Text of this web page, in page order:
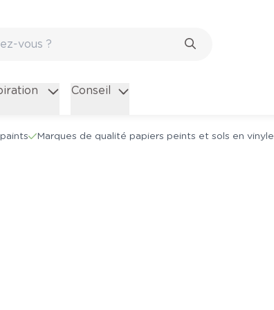
Conseil
Marques de qualité papiers peints et sols en vinyle